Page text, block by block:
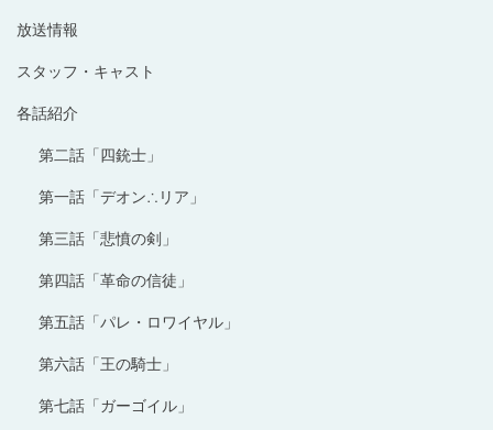
放送情報
スタッフ・キャスト
各話紹介
第二話「四銃士」
第一話「デオン∴リア」
第三話「悲憤の剣」
第四話「革命の信徒」
第五話「パレ・ロワイヤル」
第六話「王の騎士」
第七話「ガーゴイル」